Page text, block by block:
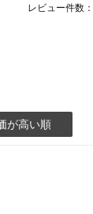
レビュー件数：
が高い順